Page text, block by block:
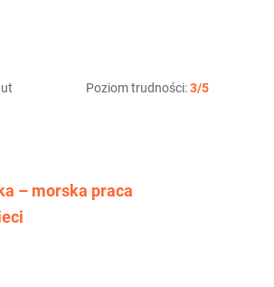
Poziom trudności:3/5
– morska praca